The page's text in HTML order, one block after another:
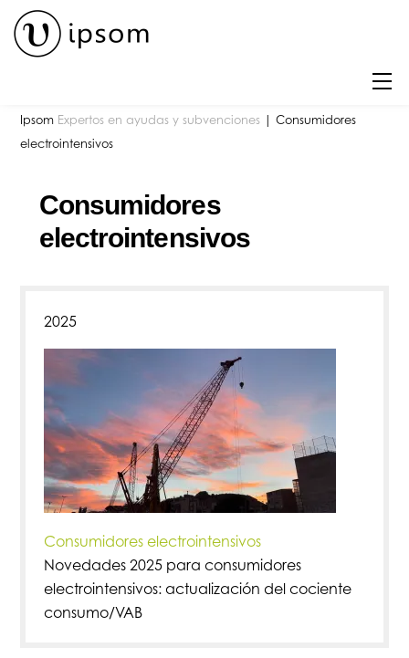
Skip
content
Ipsom Expertos en ayudas y subvenciones |Consumidores
electrointensivos
Consumidores
electrointensivos
2025
Consumidores electrointensivos
Novedades 2025 para consumidores
electrointensivos: actualización del cociente
consumo/VAB